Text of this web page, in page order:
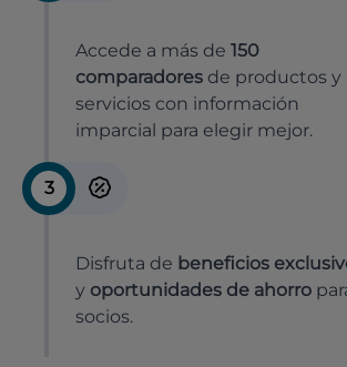
Accede a más de 150
comparadores de productos y
servicios con información
imparcial para elegir mejor.
3
Disfruta de beneficios
y oportunidades de ahorro
socios.